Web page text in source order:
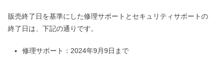
販売終了日を基準にした修理サポートとセキュリティサポートの
終了日は、下記の通りです。
修理サポート：2024年9月9日まで